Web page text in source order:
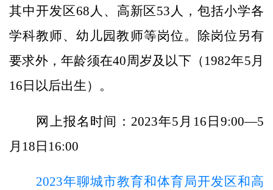
其中开发区68人、高新区53人，包括小学各
学科教师、幼儿园教师等岗位。除岗位另有
要求外，年龄须在40周岁及以下（1982年5月
16日以后出生）。
网上报名时间：2023年5月16日9:00—5
月18日16:00
2023年聊城市教育和体育局开发区和高